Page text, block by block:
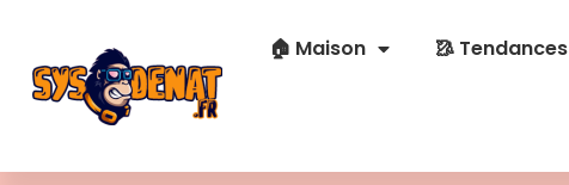
🏠 Maison 🥻 Tendances